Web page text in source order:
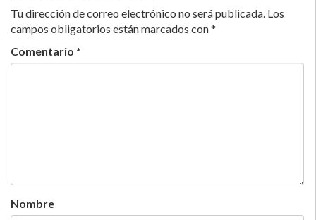
Tu dirección de correo electrónico no será publicada. Los
campos obligatorios están marcados con*
Comentario *
Nombre